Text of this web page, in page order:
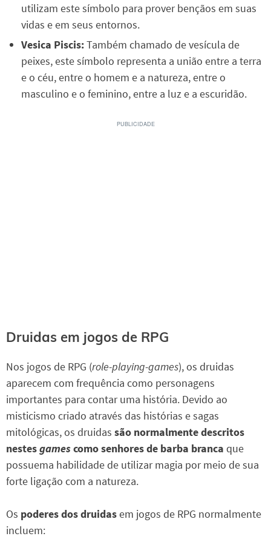
utilizam este símbolo para prover bençãos em suas
vidas e em seus entornos.
Vesica Piscis:Também chamado de vesícula de
peixes, este símbolo representa a união entre a terra
e o céu, entre o homem e a natureza, entre o
masculino e o feminino, entre a luz e a escuridão.
Druidas em jogos de RPG
Nos jogos de RPG (role-playing-games), os druidas
aparecem com frequência como personagens
importantes para contar uma história. Devido ao
misticismo criado através das histórias e sagas
mitológicas, os druidas são normalmente descritos
nestesgamescomo senhores de barba branca que
possuema habilidade de utilizar magia por meio de sua
forte ligação com a natureza.
Os poderes dos druidasem jogos de RPG normalmente
incluem: